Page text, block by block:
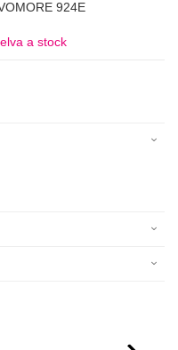
924E
a stock